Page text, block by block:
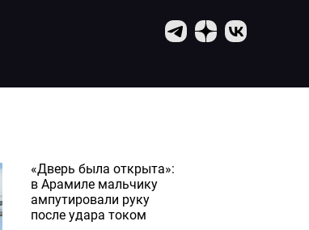
«Дверь была открыта»:
в Арамиле мальчику
ампутировали руку
после удара током